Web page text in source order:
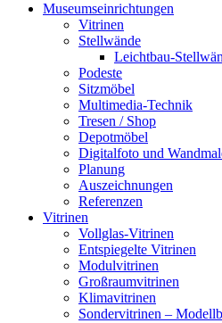
Museumseinrichtungen
Vitrinen
Stellwände
Leichtbau-
Podeste
Sitzmöbel
Multimedia-Technik
Tresen / Shop
Depotmöbel
Digitalfoto und
Planung
Auszeichnungen
Referenzen
Vitrinen
Vollglas-Vitrinen
Entspiegelte Vitrinen
Modulvitrinen
Großraumvitrinen
Klimavitrinen
Sondervitrinen –